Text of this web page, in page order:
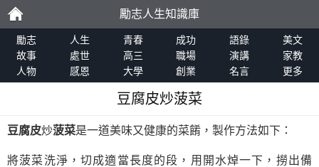
勵
志
勵志人生知識庫
勵志 人生 青春 成功 語錄
美文
故事
處世 高三 職場 演講
家教
人物
感恩 大學 創業 名言 更多
豆腐皮炒菠菜
豆腐皮炒菠菜是一道美味又健康的菜餚，製作方法如下：
將菠菜洗淨，切成適當長度的段，用開水焯一下，撈出備